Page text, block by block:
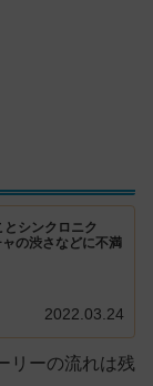
とシンクロニク
の渋さなどに不満
2022.03.24
リーの流れは残